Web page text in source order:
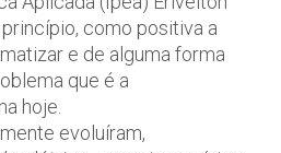
como positiva a
e de alguma forma
que é a
hoje.
evoluíram,